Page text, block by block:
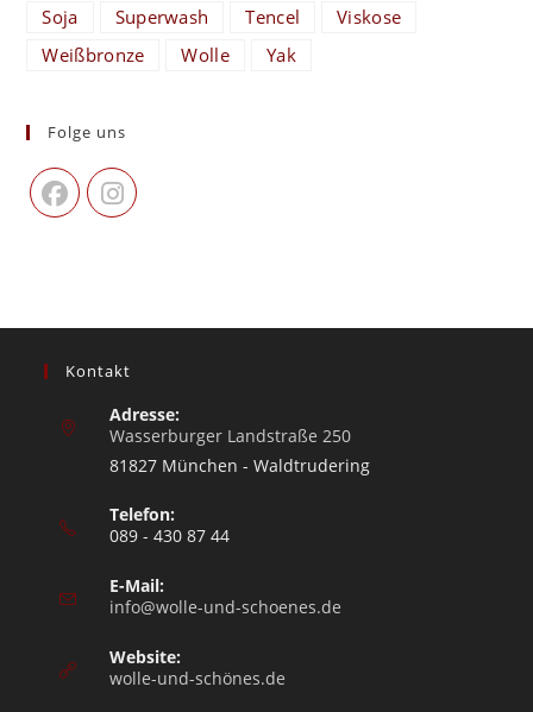
Soja
Superwash Tencel
Viskose
Weißbronze
Wolle Yak
Folge uns
Kontakt
Adresse:
Wasserburger Landstraße 250
81827 München - Waldtrudering
Telefon:
089 - 430 87 44
E-Mail:
info@wolle-und-schoenes.de
Website:
wolle-und-schönes.de